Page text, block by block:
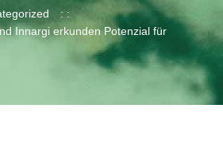
Innargi erkunden Potenzial für